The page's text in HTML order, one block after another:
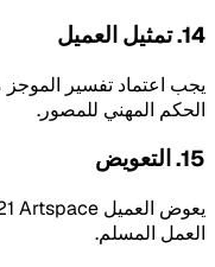
14. تمثيل العميل
يجب اعتماد تفسير الموجز
الحكم المهني للمصور.
15. التعويض
العمل المسلم.